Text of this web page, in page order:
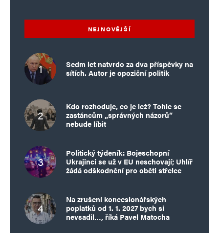
NEJNOVĚJŠÍ
Sedm let natvrdo za dva příspěvky na
sítích. Autor je opoziční politik
Kdo rozhoduje, co je lež? Tohle se
zastáncům „správných názorů“
nebude líbit
Politický týdeník: Bojeschopní
Ukrajinci se už v EU neschovají; Uhlíř
žádá odškodnění pro oběti střelce
Na zrušení koncesionářských
poplatků od 1. 1. 2027 bych si
nevsadil…, říká Pavel Matocha